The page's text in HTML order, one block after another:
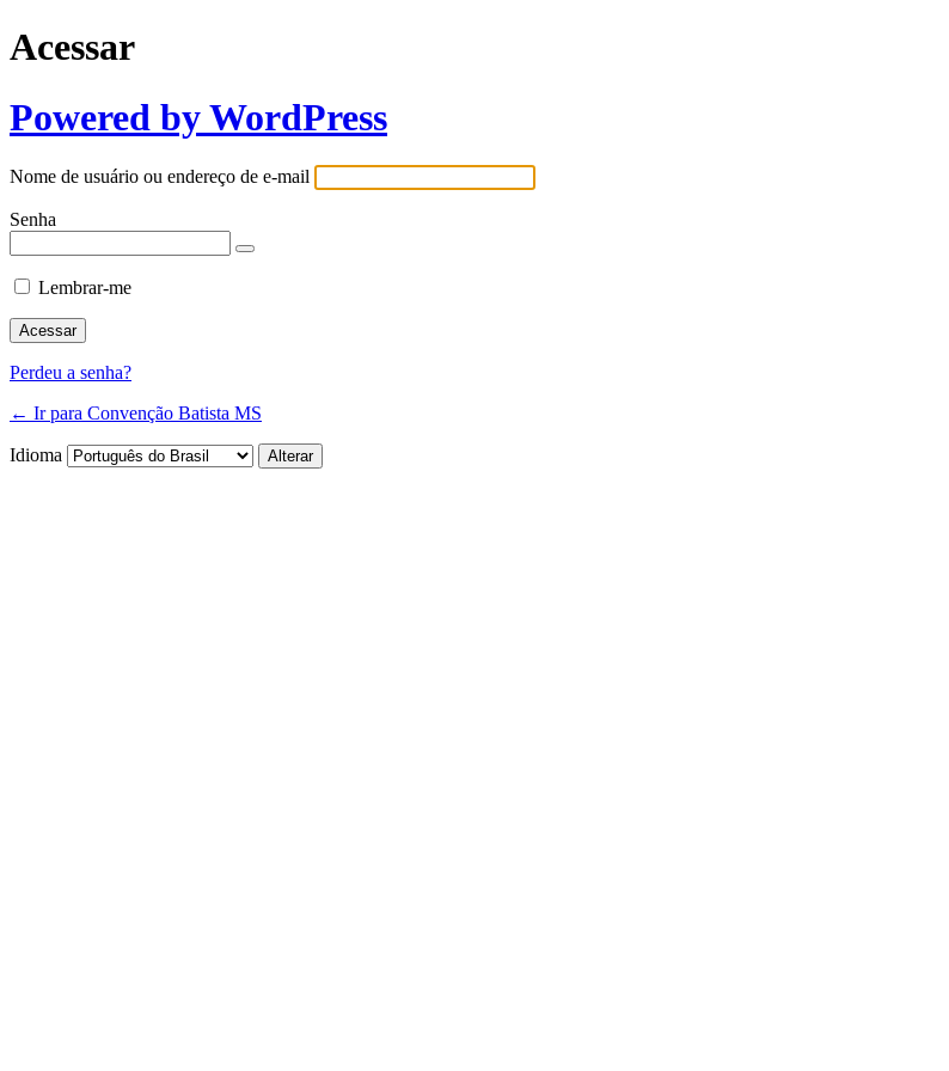
Acessar
Powered by WordPress
Nome de usuário ou endereço de e-mail
Senha
Lembrar-me
Perdeu a senha?
← Ir para Convenção Batista MS
Idioma